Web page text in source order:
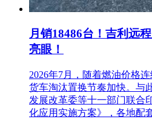
月销18486台！吉利远
亮眼！
2026年7月，随着燃油价格
货车淘汰置换节奏加快。与
发展改革委等十一部门联合
化应用实施方案》，各地配